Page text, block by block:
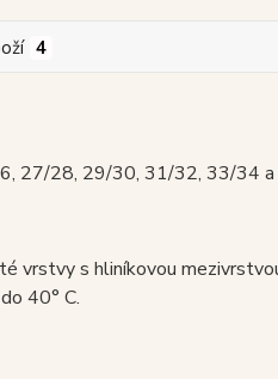
4
27/28, 29/30, 31/32, 33/34
vrstvy s hliníkovou
40° C.